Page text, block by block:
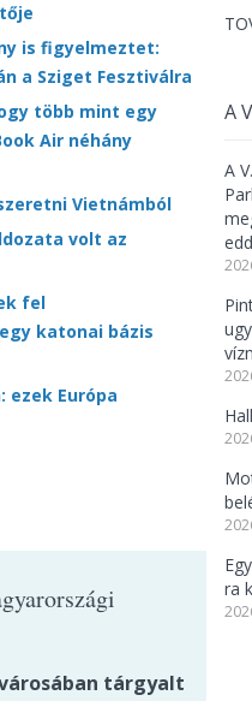
is figyelmeztet:
a Sziget Fesztiválra
több mint egy
Air néhány
Vietnámból
volt az
fel
katonai bázis
ezek Európa
tárgyalt
A
A
ra